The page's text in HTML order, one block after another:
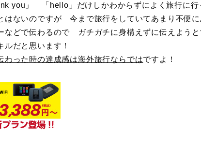
you」 「hello」だけしかわからずによく旅行に
はないのですが 今まで旅行をしていてあまり不便
などで伝わるので ガチガチに身構えずに伝えようと
だと思います！
わった時の達成感は海外旅行ならではですよ！